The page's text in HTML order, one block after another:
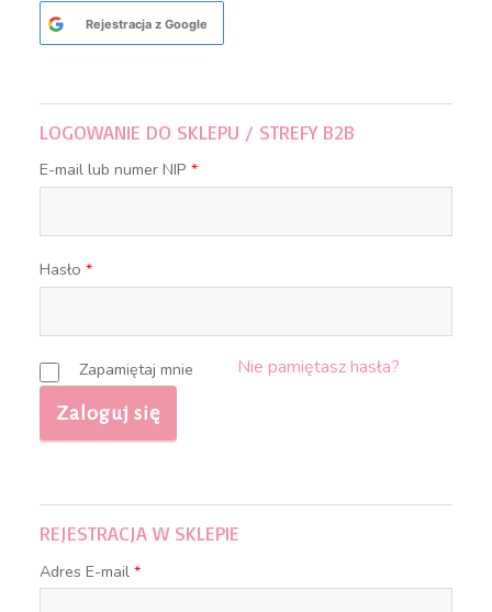
Rejestracja z Google
LOGOWANIE DO SKLEPU / STREFY B2B
E-mail lub numer NIP *
Hasło *
Zapamiętaj mnie Nie pamiętasz hasła?
REJESTRACJA W SKLEPIE
Adres E-mail *